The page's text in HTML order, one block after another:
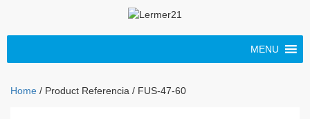
MENU
Home / Product Referencia / FUS-47-60